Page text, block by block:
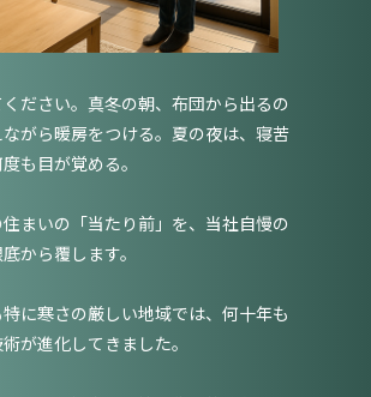
ださい。真冬の朝、布団から出るの
がら暖房をつける。夏の夜は、寝苦
も目が覚める。
まいの「当たり前」を、当社自慢の
から覆します。
に寒さの厳しい地域では、何十年も
が進化してきました。